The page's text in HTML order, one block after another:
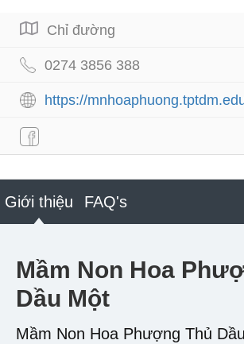
Chỉ đường
0274 3856 388
https://
Giới thiệu FAQ's
Mầm Non Hoa
Dầu Một
Mầm Non Hoa Phượng Thủ